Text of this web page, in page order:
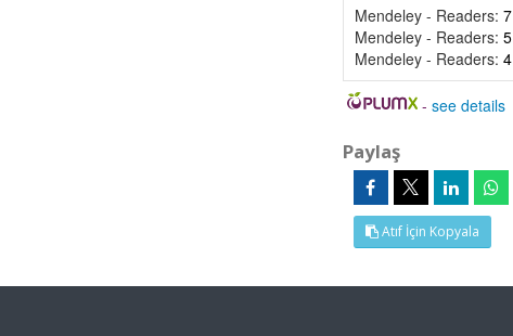
Mendeley - Readers: 7
Mendeley - Readers: 5
Mendeley - Readers: 4
-see details
Paylaş
Atıf İçin Kopyala